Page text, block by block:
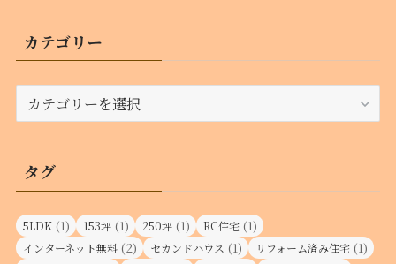
ブ
カテゴリー
テ
ー
タグ
5LDK (1) 153坪 (1) 250坪 (1) RC住宅 (1)
インターネット無料 (2) セカンドハウス (1) リフォーム済み住宅 (1)